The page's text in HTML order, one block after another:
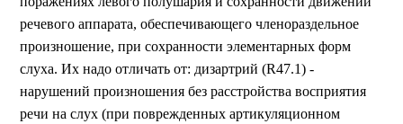
речевого аппарата, обеспечивающего членораздельное
произношение, при сохранности элементарных форм
слуха. Их надо отличать от: дизартрий (R47.1) -
нарушений произношения без расстройства восприятия
речи на слух (при поврежденных артикуляционном